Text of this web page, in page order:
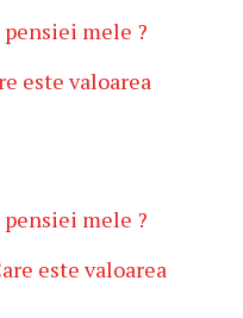
pensiei mele ?
este valoarea
pensiei mele ?
este valoarea